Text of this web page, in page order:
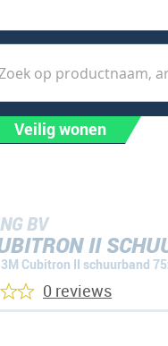
Veilig wonen
BV
II
3M Cubitron II schuurband
0 reviews